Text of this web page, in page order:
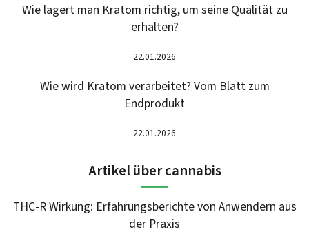
Wie lagert man Kratom richtig, um seine Qualität zu
erhalten?
22.01.2026
Wie wird Kratom verarbeitet? Vom Blatt zum
Endprodukt
22.01.2026
Artikel über cannabis
THC-R Wirkung: Erfahrungsberichte von Anwendern aus
der Praxis